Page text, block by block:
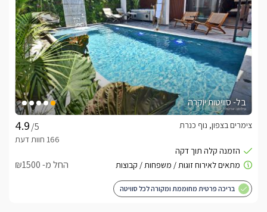
בל- סוויטות יוקרה
/5
צימרים בצפון, נוף כנרת
החל מ- ₪1500
בריכה פרטית מחוממת ומקורה לכל סוויטה